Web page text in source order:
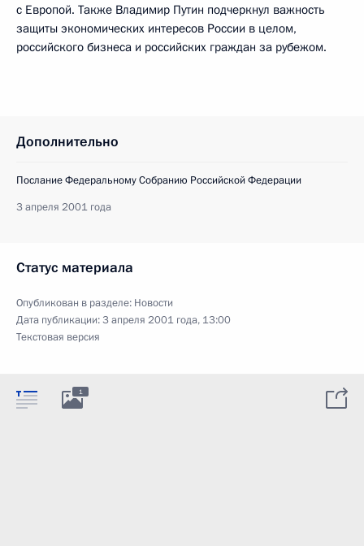
с Европой. Также Владимир Путин подчеркнул важность
защиты экономических интересов России в целом,
российского бизнеса и российских граждан за рубежом.
Дополнительно
Послание Федеральному Собранию Российской Федерации
3 апреля 2001 года
Статус материала
Опубликован в разделе: Новости
Дата публикации:3 апреля 2001 года, 13:00
Текстовая версия
1